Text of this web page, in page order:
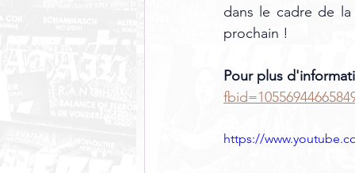
dans le cadre de
prochain !
Pour plus
https://